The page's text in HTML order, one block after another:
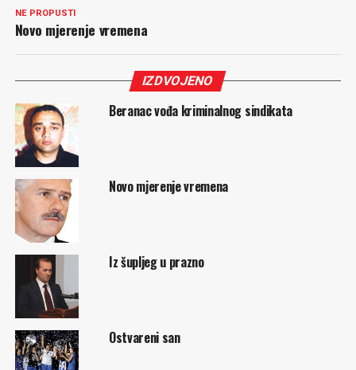
NE PROPUSTI
Novo mjerenje vremena
IZDVOJENO
Beranac vođa kriminalnog sindikata
Novo mjerenje vremena
Iz šupljeg u prazno
Ostvareni san